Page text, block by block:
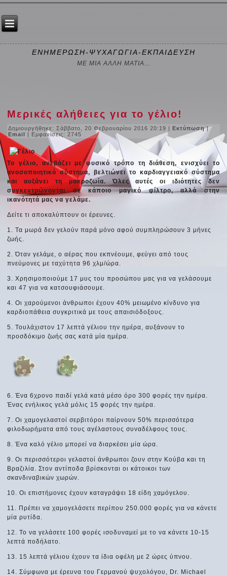
ΕΝΗΜΕΡΩΣΗ-ΨΥΧΑΓΩΓΙΑ-ΕΚΠΑΙΔΕΥΣΗ
ΜΕ ΜΙΑ ΑΛΛΗ ΜΑΤΙΑ...
Μερικές αλήθειες για το γέλιο!
Δημιουργήθηκε: Σάββατο, 20 Φεβρουαρίου 2016 20:19 |Εκτύπωση|
Email | Εμφανίσεις: 2745
Το γέλιο, ανεβάζει με φυσικό τρόπο τη διάθεση, ενισχύει το
ανοσοποιητικό σύστημα, βελτιώνει το καρδιαγγειακό σύστημα
και αυξάνει τη μακροζωία. Όλες αυτές οι ιδιότητες δεν
συγκεντρώνονται σε κάποιο μαγικό φίλτρο, αλλά στην
ικανότητά μας να γελάμε.
Δείτε τι αποκαλύπτουν οι έρευνες.
1. Τα μωρά δεν γελούν παρά μόνο αφού συμπληρώσουν 3 μήνες
ζωής.
2. Όταν γελάμε, ο αέρας που εκπνέουμε, φεύγει από τους
πνεύμονες με ταχύτητα 96 χλμ/ώρα.
3. Χρησιμοποιούμε 17 μυς του προσώπου μας για να γελάσουμε
και 47 για να κατσουφιάσουμε.
4. Οι χαρούμενοι άνθρωποι έχουν 40% μειωμένο κίνδυνο για
καρδιοπάθεια συγκριτικά με τους απαισιόδοξους.
5. Τουλάχιστον 17 λεπτά γέλιου την ημέρα, αυξάνουν το
προσδόκιμο ζωής σας κατά μία ημέρα.
6. Ένα 6χρονο παιδί γελά κατά μέσο όρο 300 φορές την ημέρα.
Ένας ενήλικος γελά μόλις 15 φορές την ημέρα.
7. Οι χαμογελαστοί σερβιτόροι παίρνουν 50% περισσότερα
φιλοδωρήματα από τους αγέλαστους συναδέλφους τους.
8. Ένα καλό γέλιο μπορεί να διαρκέσει μία ώρα.
9. Οι περισσότεροι γελαστοί άνθρωποι ζουν στην Κούβα και τη
Βραζιλία. Στον αντίποδα βρίσκονται οι κάτοικοι των
σκανδιναβικών χωρών.
10. Οι επιστήμονες έχουν καταγράψει 18 είδη χαμόγελου.
11. Πρέπει να χαμογελάσετε περίπου 250.000 φορές για να κάνετε
μία ρυτίδα.
12. Το να γελάσετε 100 φορές ισοδυναμεί με το να κάνετε 10-15
λεπτά ποδήλατο.
13. 15 λεπτά γέλιου έχουν τα ίδια οφέλη με 2 ώρες ύπνου.
14. Σύμφωνα με έρευνα του Γερμανού ψυχολόγου, Dr. Michael